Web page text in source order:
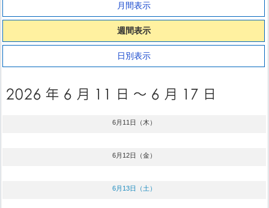
月間表示
週間表示
日別表示
6月11日（木）
6月12日（金）
6月13日（土）